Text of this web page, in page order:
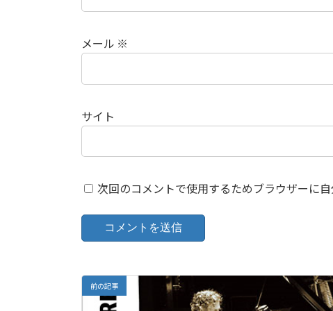
メール ※
サイト
次回のコメントで使用するためブラウザーに
前の記事